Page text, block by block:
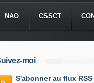
NAO CSSCT
moi
S'abonner au flux RSS